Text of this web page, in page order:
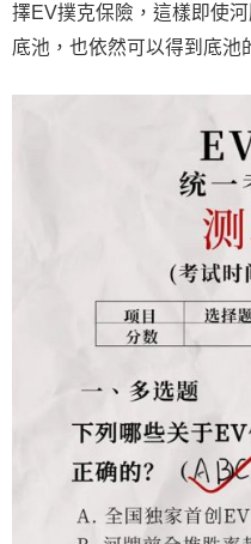
擇EV撲克保險，這樣即使
底池，也依然可以得到底池